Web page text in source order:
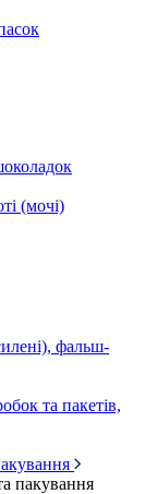
(мочі)
фальш-
та пакетів,
пакування